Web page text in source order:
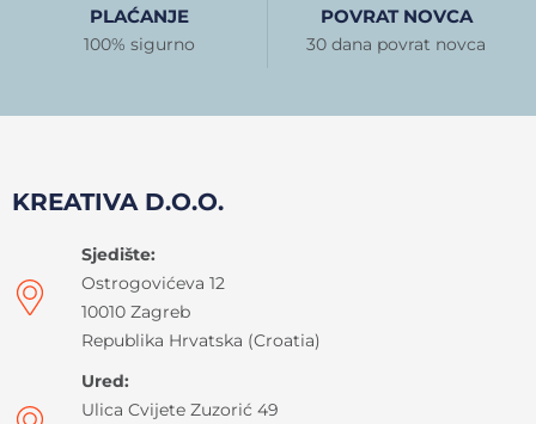
PLAĆANJE
100% sigurno
POVRAT NOVCA
30 dana povrat novca
KREATIVA D.O.O.
Sjedište:
Ostrogovićeva 12
10010 Zagreb
Republika Hrvatska (Croatia)
Ured:
Ulica Cvijete Zuzorić 49